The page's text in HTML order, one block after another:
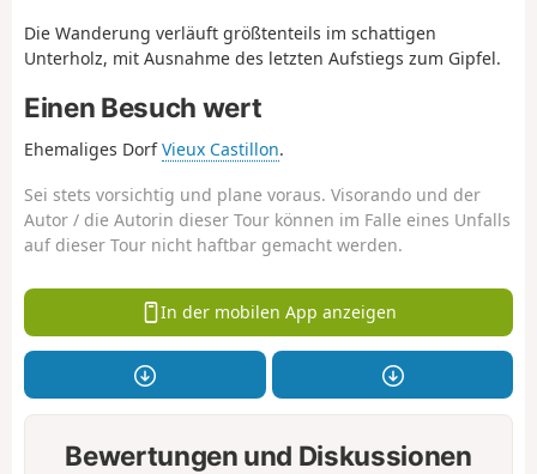
Die Wanderung verläuft größtenteils im schattigen
Unterholz, mit Ausnahme des letzten Aufstiegs zum Gipfel.
Einen Besuch wert
Ehemaliges DorfVieux Castillon.
Sei stets vorsichtig und plane voraus. Visorando und der
Autor / die Autorin dieser Tour können im Falle eines Unfalls
auf dieser Tour nicht haftbar gemacht werden.
In der mobilen App anzeigen
Bewertungen und Diskussionen